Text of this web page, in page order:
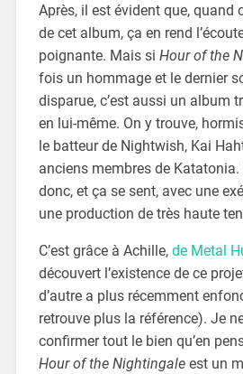
Après, il est évident que, quand
de cet album, ça en rend
poignante. Mais si Hour of the
fois un hommage et le dernier
disparue, c’est aussi un album
en lui-même. On y trouve,
le batteur de Nightwish, Kai
anciens membres de
donc, et ça se sent, avec une
une production de très haute
C’est grâce à Achille, de Metal
découvert l’existence de ce
d’autre a plus récemment
retrouve plus la référence). Je
confirmer tout le bien qu’en
Hour of the Nightingaleest un